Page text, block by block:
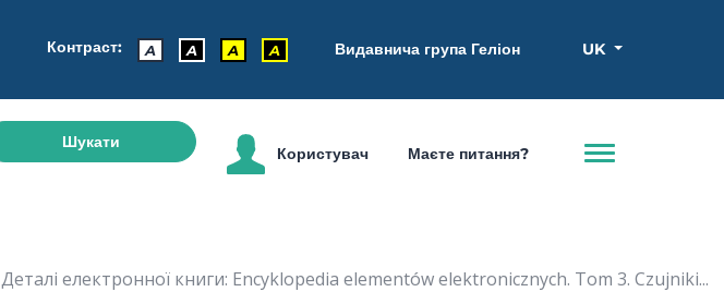
Контраст: A A A A Видавнича група Геліон UK
Шукати
Користувач Маєте питання?
Деталі електронної книги: Encyklopedia elementów elektronicznych. Tom 3. Czujniki...